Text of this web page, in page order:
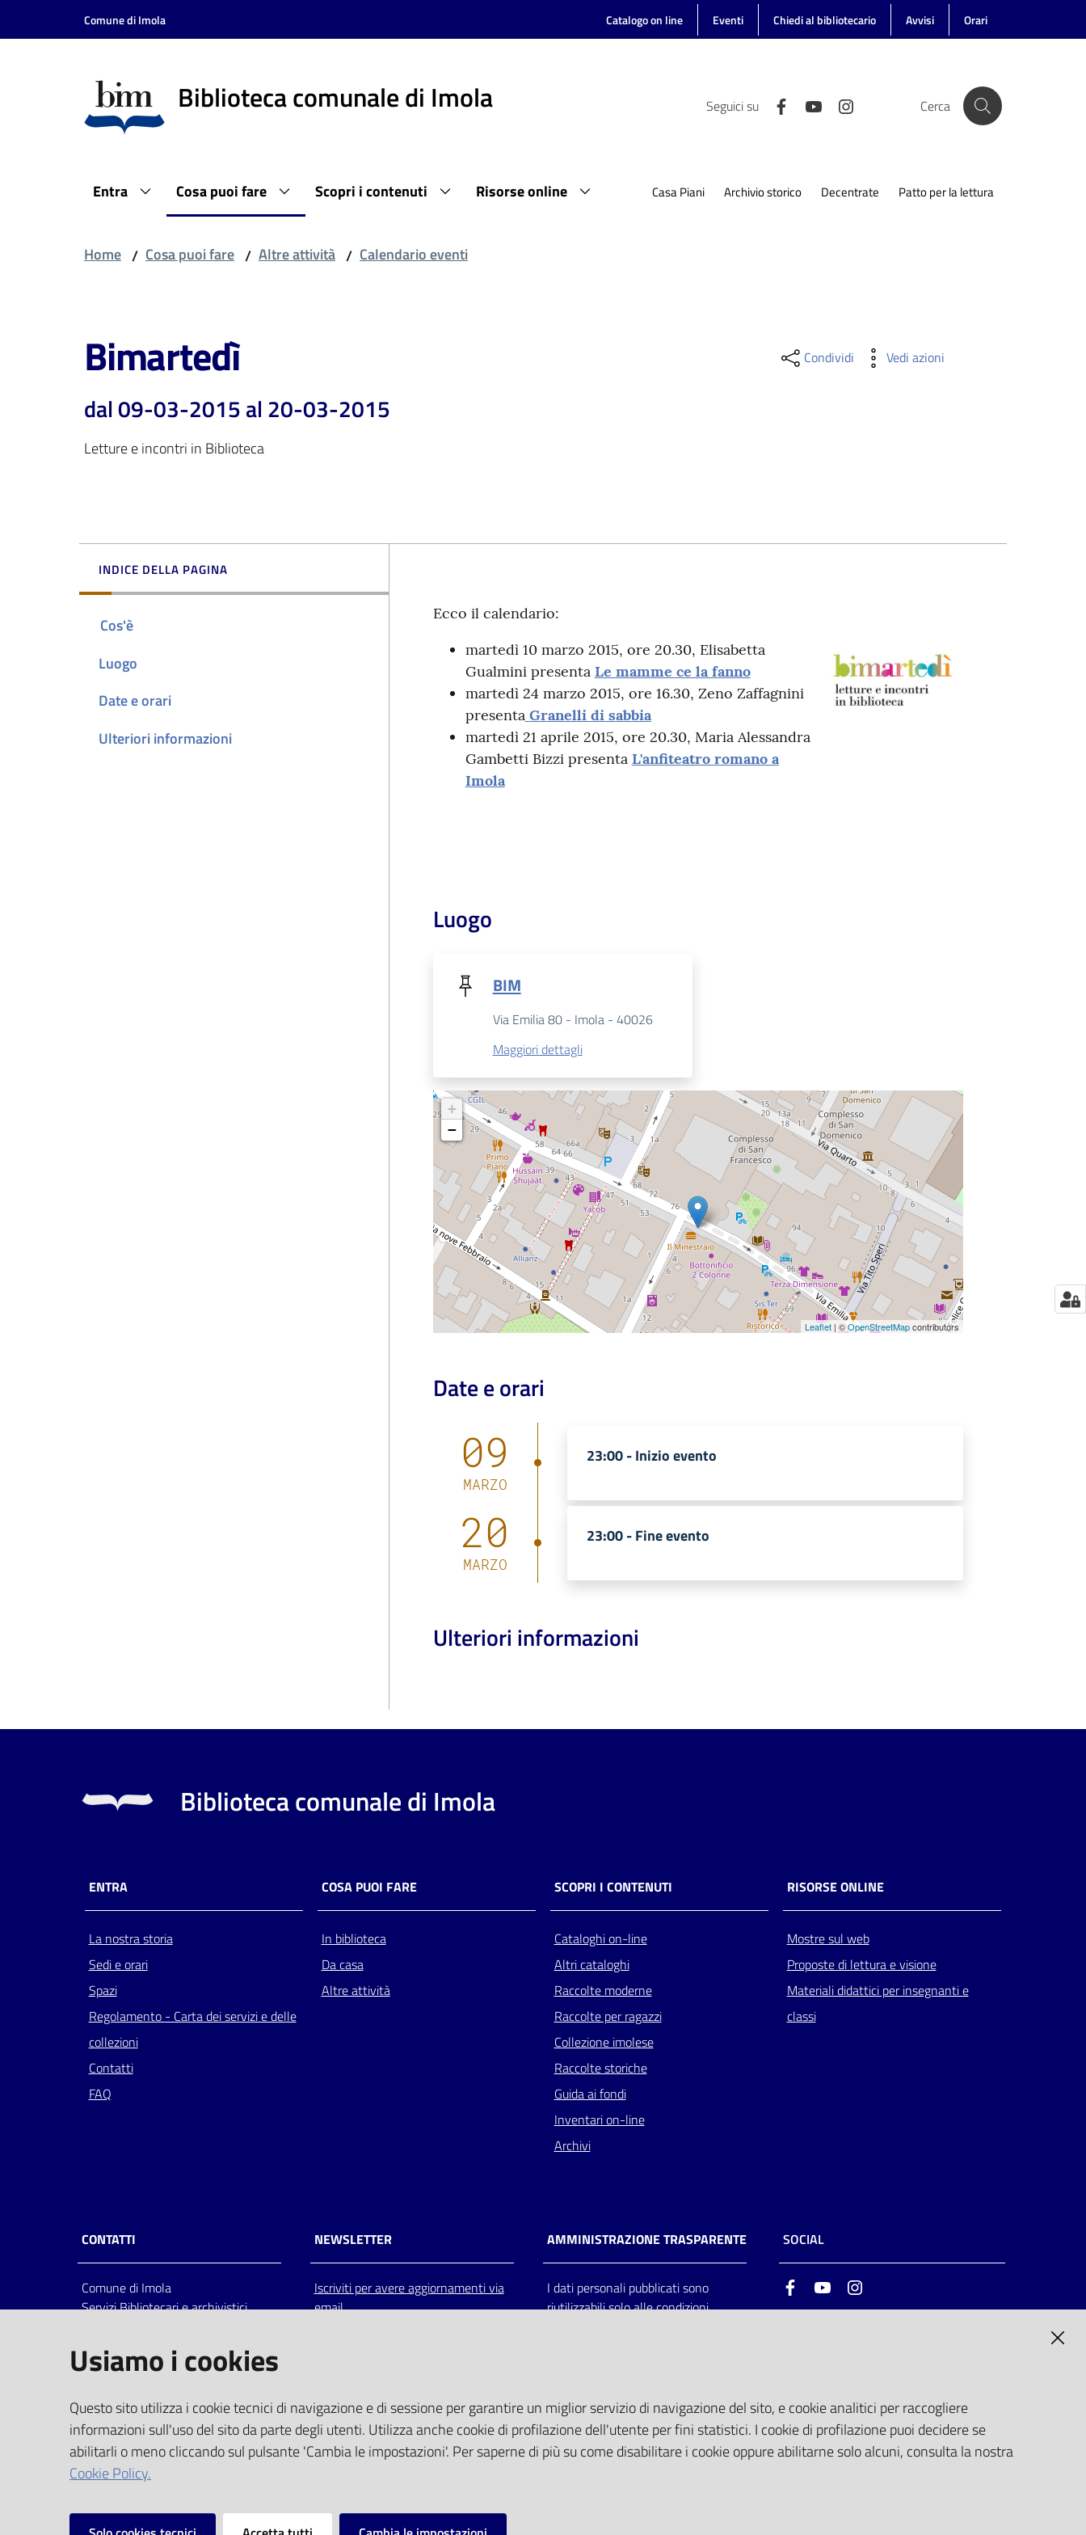
Vai al contenuto
Vai alla navigazione
Comune di Imola Catalogo on line Eventi Chiedi al bibliotecario Avvisi Orari
Biblioteca comunale di Imola Seguici su Cerca
Entra Cosa puoi fare Scopri i contenuti Risorse online Casa Piani Archivio storico Decentrate Patto per la lettura
Home / Cosa puoi fare / Altre attività / Calendario eventi
Bimartedì
dal 09-03-2015 al 20-03-2015
Letture e incontri in Biblioteca
Condividi Vedi azioni
INDICE DELLA PAGINA
Cos'è
Luogo
Date e orari
Ulteriori informazioni
Ecco il calendario:
martedì 10 marzo 2015, ore 20.30, Elisabetta
Gualmini presenta Le mamme ce la fanno
martedì 24 marzo 2015, ore 16.30, Zeno Zaffagnini
presenta Granelli di sabbia
martedì 21 aprile 2015, ore 20.30, Maria Alessandra
Gambetti Bizzi presenta L'anfiteatro romano a
Imola
Luogo
BIM
Via Emilia 80 - Imola - 40026
Maggiori dettagli
+
−
Leaflet| ©OpenStreetMapcontributors
Date e orari
09
MARZO
23:00 -Inizio evento
20
MARZO
23:00 -Fine evento
Ulteriori informazioni
Biblioteca comunale di Imola
ENTRA
La nostra storia
Sedi e orari
Spazi
Regolamento - Carta dei servizi e delle
collezioni
Contatti
FAQ
COSA PUOI FARE
In biblioteca
Da casa
Altre attività
SCOPRI I CONTENUTI
Cataloghi on-line
Altri cataloghi
Raccolte moderne
Raccolte per ragazzi
Collezione imolese
Raccolte storiche
Guida ai fondi
Inventari on-line
Archivi
RISORSE ONLINE
Mostre sul web
Proposte di lettura e visione
Materiali didattici per insegnanti e
classi
CONTATTI
Comune di Imola
Servizi Bibliotecari e archivistici
Italia
centralino: tel 0542.6026.36 fax
bim@comune.imola.bo.it
PEC
comune.imola@cert.provincia.bo.it
P.IVA 00523381200
C.F. 00794470377
NEWSLETTER
Iscriviti per avere aggiornamenti via
email
AMMINISTRAZIONE TRASPARENTE
I dati personali pubblicati sono
riutilizzabili solo alle condizioni
SOCIAL
FacebookYoutube
Usiamo i cookies
Questo sito utilizza i cookie tecnici di navigazione e di sessione per garantire un miglior servizio di navigazione del sito, e cookie analitici per raccogliere
informazioni sull'uso del sito da parte degli utenti. Utilizza anche cookie di profilazione dell'utente per fini statistici. I cookie di profilazione puoi decidere se
abilitarli o meno cliccando sul pulsante 'Cambia le impostazioni'. Per saperne di più su come disabilitare i cookie oppure abilitarne solo alcuni, consulta la nostra
Cookie Policy.